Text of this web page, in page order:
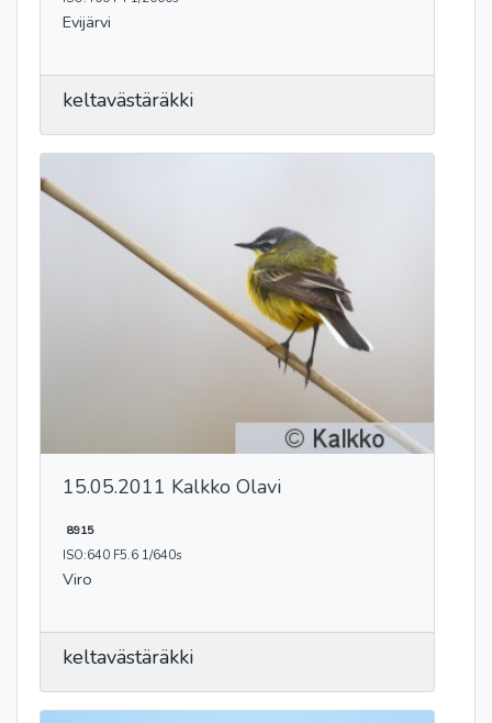
Evijärvi
keltavästäräkki
15.05.2011 Kalkko Olavi
8915
ISO:640 F5.6 1/640s
Viro
keltavästäräkki